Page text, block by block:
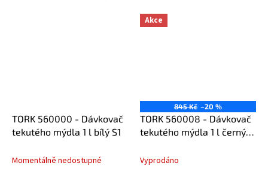
TORK 560000 - Dávkovač
tekutého mýdla 1 l bílý S1
Momentálně nedostupné
Akce
845 Kč –20 %
TORK 560008 - Dávkovač
tekutého mýdla 1 l černý
Vyprodáno